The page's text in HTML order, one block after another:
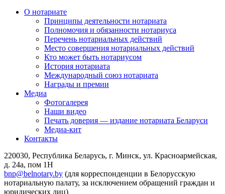
О нотариате
Принципы деятельности нотариата
Полномочия и обязанности нотариуса
Перечень нотариальных действий
Место совершения нотариальных действий
Кто может быть нотариусом
История нотариата
Международный союз нотариата
Награды и премии
Медиа
Фотогалерея
Наши видео
Печать доверия — издание нотариата Беларуси
Медиа-кит
Контакты
220030, Республика Беларусь, г. Минск, ул. Красноармейская,
д. 24а, пом 1Н
bnp@belnotary.by (для корреспонденции в Белорусскую
нотариальную палату, за исключением обращений граждан и
юридических лиц)